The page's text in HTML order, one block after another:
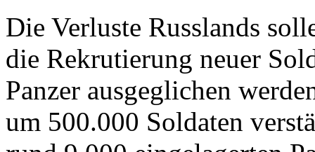
Die Verluste Russlands
die Rekrutierung neuer
Panzer ausgeglichen
um 500.000 Soldaten